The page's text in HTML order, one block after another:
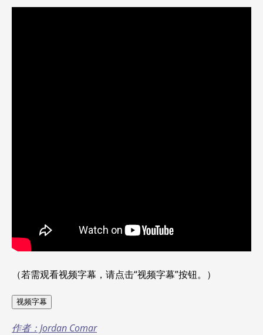
（若需观看视频字幕，请点击“视频字幕”按钮。）
视频字幕
作者：Jordan Comar